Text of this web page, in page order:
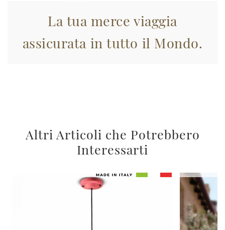
La tua merce viaggia
assicurata in tutto il Mondo.
Altri Articoli che Potrebbero
Interessarti